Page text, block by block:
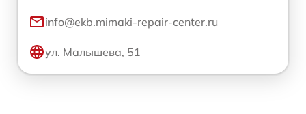
info@ekb.mimaki-repair-center.ru
ул. Малышева, 51